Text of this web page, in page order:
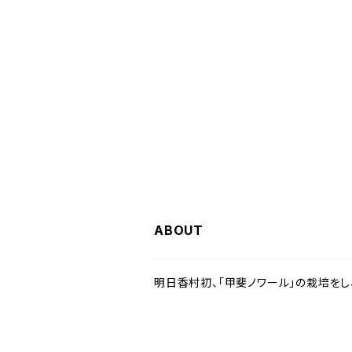
ABOUT
明日香村初、「甲斐ノワール」の栽培